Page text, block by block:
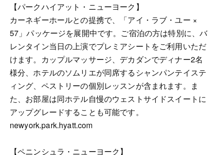
【パークハイアット・ニューヨーク】
カーネギーホールとの提携で、「アイ・ラブ・ユー ×
57」パッケージを展開中です。ご宿泊の方は特別に、バ
レンタイン当日の上演でプレミアシートをご利用いただ
けます。カップルマッサージ、デカダンでディナー2名
様分、ホテルのソムリエが同席するシャンパンテイステ
ィング、ペストリーの個別レッスンが含まれます。ま
た、お部屋は同ホテル自慢のウェストサイドスイートに
アップグレードすることも可能です。
newyork.park.hyatt.com
【ペニンシュラ・ニューヨーク】